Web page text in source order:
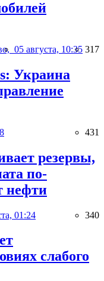
05 августа, 10:35 317
Украина
431
резервы,
по-
нефти
01:24 340
слабого